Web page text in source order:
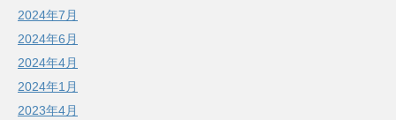
2024年7月
2024年6月
2024年4月
2024年1月
2023年4月